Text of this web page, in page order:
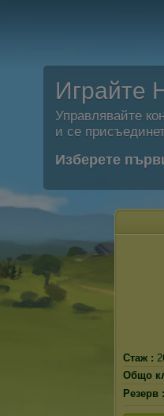
Играйте
Управлявайте
и се
Изберете
Стаж :
Общо
Резерв :